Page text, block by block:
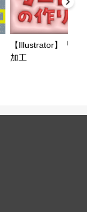
【Illustrator】「3D
加工